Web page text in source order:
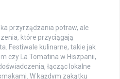
przyrządzania potraw, ale
które przyciągają
Festiwale kulinarne, takie jak
czy La Tomatina w Hiszpanii,
łącząc lokalne
W każdym zakątku